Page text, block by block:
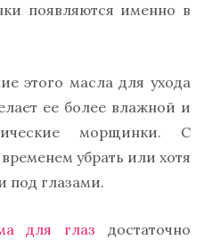
появляются именно в
этого масла для ухода
ее более влажной и
морщинки. С
убрать или хотя
под глазами.
для глаз достаточно